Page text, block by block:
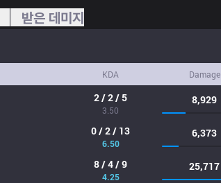
받은 데미지
KDA Damage
2 / 2 / 5
3.50
8,929
0 / 2 / 13
6.50
6,373
8 / 4 / 9
4.25
25,717